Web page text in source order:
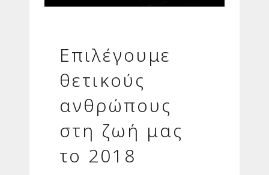
Επιλέγουμε
θετικούς
ανθρώπους
στη ζωή μας
το 2018